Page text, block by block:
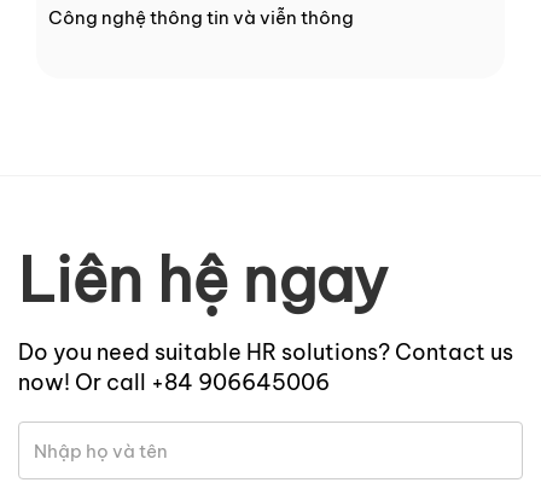
Công nghệ thông tin và viễn thông
Liên hệ ngay
Do you need suitable HR solutions? Contact us
now! Or call +84 906645006